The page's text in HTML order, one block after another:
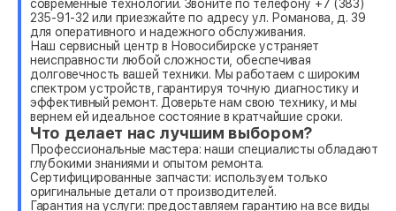
современные технологии. Звоните по телефону +7 (383)
235-91-32 или приезжайте по адресу ул. Романова, д. 39
для оперативного и надежного обслуживания.
Наш сервисный центр в Новосибирске устраняет
неисправности любой сложности, обеспечивая
долговечность вашей техники. Мы работаем с широким
спектром устройств, гарантируя точную диагностику и
эффективный ремонт. Доверьте нам свою технику, и мы
вернем ей идеальное состояние в кратчайшие сроки.
Что делает нас лучшим выбором?
Профессиональные мастера: наши специалисты обладают
глубокими знаниями и опытом ремонта.
Сертифицированные запчасти: используем только
оригинальные детали от производителей.
Гарантия на услуги: предоставляем гарантию на все виды